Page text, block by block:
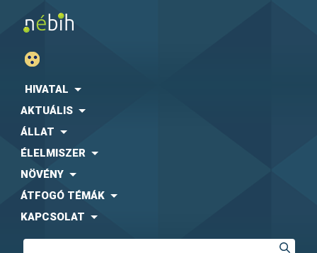
HIVATAL
AKTUÁLIS
ÁLLAT
ÉLELMISZER
NÖVÉNY
ÁTFOGÓ TÉMÁK
KAPCSOLAT